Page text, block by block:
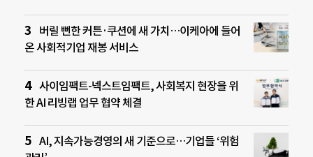
버릴 뻔한 커튼·쿠션에 새 가치…이케아에 들어
온 사회적기업 재봉 서비스
사이임팩트-넥스트임팩트, 사회복지 현장을 위
한 AI 리빙랩 업무 협약 체결
AI, 지속가능경영의 새 기준으로…기업들 ‘위험